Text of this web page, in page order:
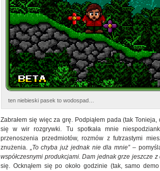
ten niebieski pasek to wodospad…
Zabrałem się więc za grę. Podpiąłem pada (tak
się w wir rozgrywki. Tu spotkała mnie
przenoszenia przedmiotów, rozmów z futrzastymi
znużenia. „To chyba już jednak nie dla mnie”–
współczesnymi produkcjami. Dam jednak grze jeszcze
się. Ocknąłem się po około godzinie (tak, samo